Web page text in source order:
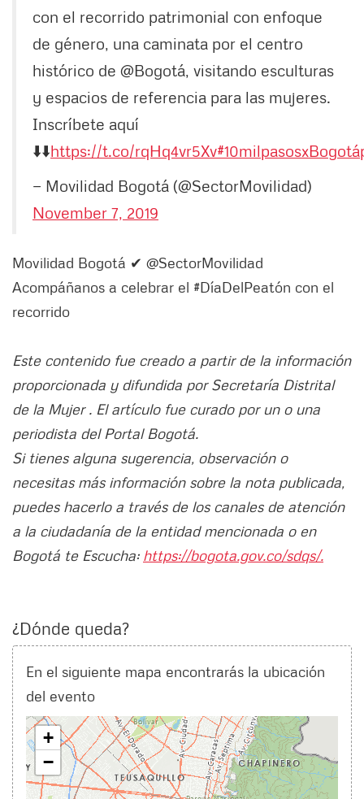
con el recorrido patrimonial con enfoque
de género, una caminata por el centro
histórico de @Bogotá, visitando esculturas
y espacios de referencia para las mujeres.
Inscríbete aquí
⬇️⬇️https://t.co/rqHq4vr5Xv#10milpasosxBogotá
— Movilidad Bogotá (@SectorMovilidad)
November 7, 2019
Movilidad Bogotá ✔ @SectorMovilidad
Acompáñanos a celebrar el #DíaDelPeatón con el
recorrido
Este contenido fue creado a partir de la información
proporcionada y difundida por Secretaría Distrital
de la Mujer . El artículo fue curado por un o una
periodista del Portal Bogotá.
Si tienes alguna sugerencia, observación o
necesitas más información sobre la nota publicada,
puedes hacerlo a través de los canales de atención
a la ciudadanía de la entidad mencionada o en
Bogotá te Escucha: https://bogota.gov.co/sdqs/.
¿Dónde queda?
En el siguiente mapa encontrarás la ubicación
del evento
+
−